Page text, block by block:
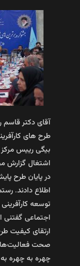
آقای دکتر
طرح های
بیگی رییس
اشتغال گزارش
اطلاع دادند.
توسعه
اجتماعی
ارتقای کیفیت
صحت
چهره به چهره